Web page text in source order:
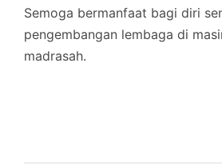
Semoga bermanfaat bagi diri
pengembangan lembaga di
madrasah.